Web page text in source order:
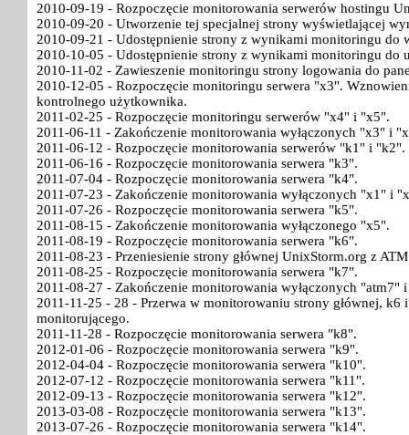
2010-09-19 - Rozpoczęcie monitorowania serwerów hostingu
2010-09-20 - Utworzenie tej specjalnej strony wyświetlającej
2010-09-21 - Udostępnienie strony z wynikami monitoringu do
2010-10-05 - Udostępnienie strony z wynikami monitoringu do
2010-11-02 - Zawieszenie monitoringu strony logowania do
2010-12-05 - Rozpoczęcie monitoringu serwera "x3".
kontrolnego użytkownika.
2011-02-25 - Rozpoczęcie monitoringu serwerów "x4" i "x5".
2011-06-11 - Zakończenie monitorowania wyłączonych "x3" i
2011-06-12 - Rozpoczęcie monitorowania serwerów "k1" i "k2".
2011-06-16 - Rozpoczęcie monitorowania serwera "k3".
2011-07-04 - Rozpoczęcie monitorowania serwera "k4".
2011-07-23 - Zakończenie monitorowania wyłączonych "x1" i
2011-07-26 - Rozpoczęcie monitorowania serwera "k5".
2011-08-15 - Zakończenie monitorowania wyłączonego "x5".
2011-08-19 - Rozpoczęcie monitorowania serwera "k6".
2011-08-23 - Przeniesienie strony głównej UnixStorm.org z
2011-08-25 - Rozpoczęcie monitorowania serwera "k7".
2011-08-27 - Zakończenie monitorowania wyłączonych "atm7"
2011-11-25 - 28 - Przerwa w monitorowaniu strony głównej, k6
monitorującego.
2011-11-28 - Rozpoczęcie monitorowania serwera "k8".
2012-01-06 - Rozpoczęcie monitorowania serwera "k9".
2012-04-04 - Rozpoczęcie monitorowania serwera "k10".
2012-07-12 - Rozpoczęcie monitorowania serwera "k11".
2012-09-13 - Rozpoczęcie monitorowania serwera "k12".
2013-03-08 - Rozpoczęcie monitorowania serwera "k13".
2013-07-26 - Rozpoczęcie monitorowania serwera "k14".